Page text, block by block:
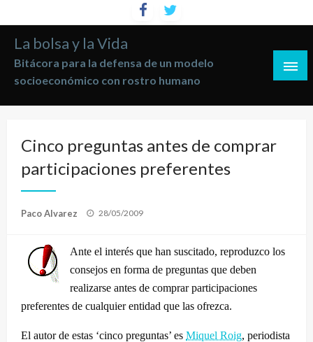
al
contenido
La bolsa y la Vida
Bitácora para la defensa de un modelo
socioeconómico con rostro humano
Cinco preguntas antes de comprar
participaciones preferentes
Paco Alvarez
Publicado
28/05/2009
Ante el interés que han suscitado, reproduzco los
consejos en forma de preguntas que deben
realizarse antes de comprar participaciones
preferentes de cualquier entidad que las ofrezca.
El autor de estas ‘cinco preguntas’ es Miquel Roig, periodista